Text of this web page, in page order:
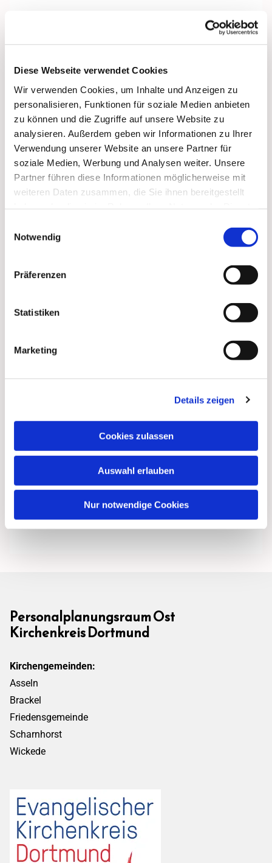
Diese Webseite verwendet Cookies
Wir verwenden Cookies, um Inhalte und Anzeigen zu
personalisieren, Funktionen für soziale Medien anbieten
zu können und die Zugriffe auf unsere Website zu
analysieren. Außerdem geben wir Informationen zu Ihrer
Verwendung unserer Website an unsere Partner für
soziale Medien, Werbung und Analysen weiter. Unsere
Partner führen diese Informationen möglicherweise mit
weiteren Daten zusammen, die Sie ihnen bereitgestellt
Notwendig
Präferenzen
Statistiken
Marketing
Details zeigen
Cookies zulassen
Auswahl erlauben
Nur notwendige Cookies
Personalplanungsraum Ost
Kirchenkreis Dortmund
Kirchengemeinden:
Asseln
Brackel
Friedensgemeinde
Scharnhorst
Wickede